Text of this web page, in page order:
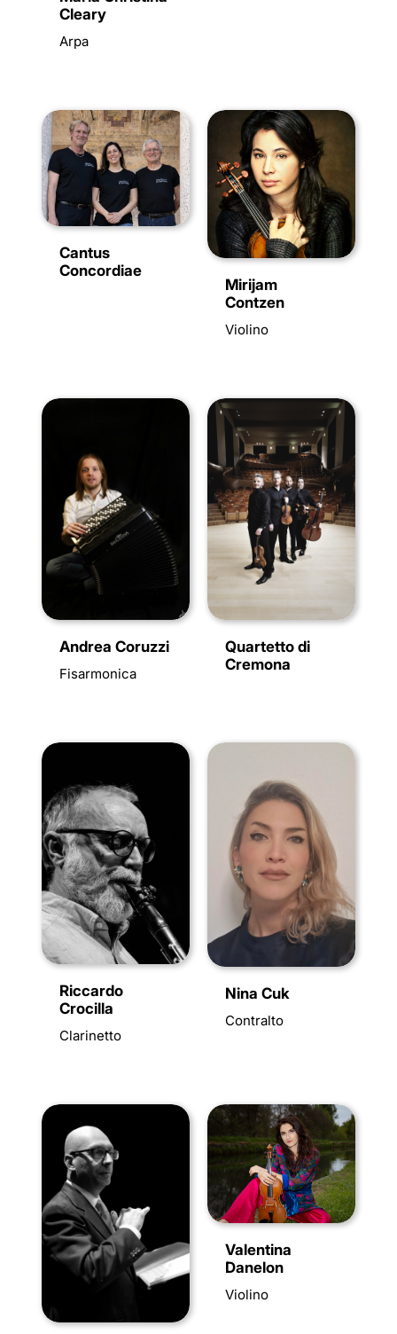
Cleary
Arpa
Cantus
Concordiae
Mirijam
Contzen
Violino
Andrea Coruzzi
Fisarmonica
Quartetto di
Cremona
Riccardo
Crocilla
Clarinetto
Nina Cuk
Contralto
Valentina
Danelon
Violino